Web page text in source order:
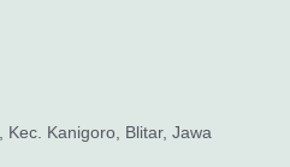
Kanigoro, Blitar, Jawa